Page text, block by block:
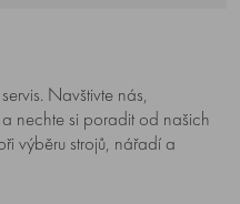
Navštivte nás,
nechte si poradit od našich
výběru strojů, nářadí a